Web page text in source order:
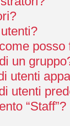
un
utenti
utenti
“Staff”?